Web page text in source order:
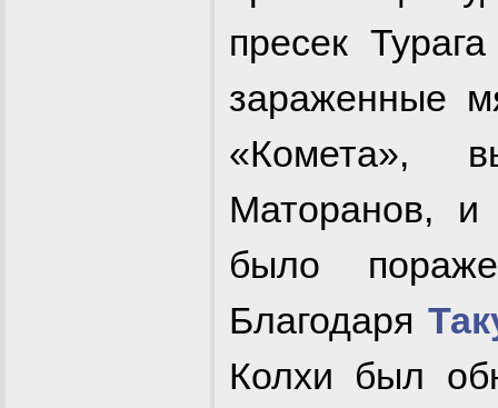
пресек
зараженные
«Комета»,
Маторанов, и
было
Благодаря
Колхи был